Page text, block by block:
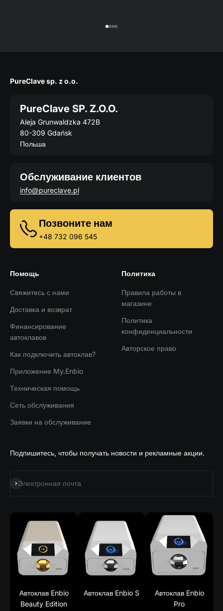
PureClave sp. z o.o.
PureClave SP. Z.O.O.
Aleja Grunwaldzka 472B
80-309 Gdańsk
Польша
Обслуживание клиентов
info@pureclave.pl
Позвоните нам
+48 732 096 545
Помощь
Свяжитесь с нами
Доставка и возврат
Финансирование
автоклавов
Как подключить автоклав?
Приложение My.Enbio
Техническая помощь
Сеть обслуживания
Заявки на обслуживание
Политика
Правила работы в
магазине
Политика
конфиденциальности
Авторское право
Подпишитесь, чтобы получать новости и рекламные акции.
Электронная почта
Подписаться на
Автоклав Enbio
Beauty Edition
Автоклав Enbio S
Автоклав Enbio
Pro